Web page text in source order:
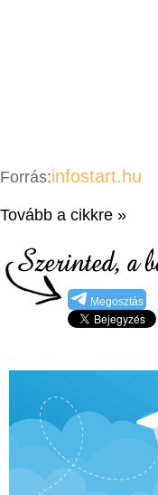
Forrás:infostart.hu
Tovább a cikkre »
Megosztás